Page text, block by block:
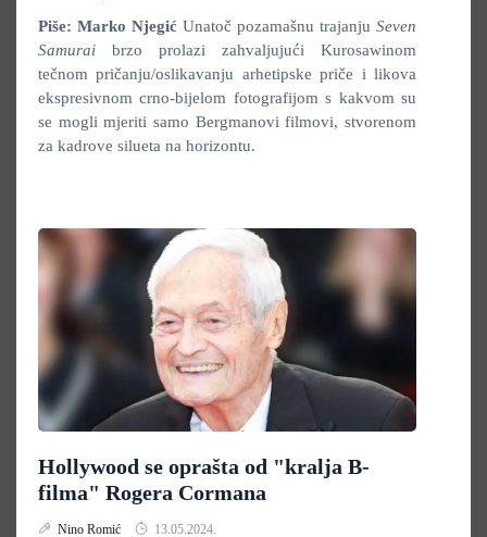
Piše: Marko Njegić Unatoč pozamašnu trajanju Seven
Samurai brzo prolazi zahvaljujući Kurosawinom
tečnom pričanju/oslikavanju arhetipske priče i likova
ekspresivnom crno-bijelom fotografijom s kakvom su
se mogli mjeriti samo Bergmanovi filmovi, stvorenom
za kadrove silueta na horizontu.
Hollywood se oprašta od "kralja B-
filma" Rogera Cormana
Nino Romić 13.05.2024.